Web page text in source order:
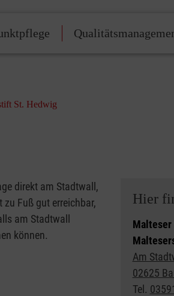
St. Hedwig
direkt am Stadtwall,
Fuß gut erreichbar,
am Stadtwall
können.
Hier
Malteser
Am
02625
Tel.